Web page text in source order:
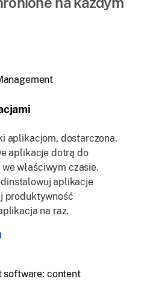
aplikacjom, dostarczona.
aplikacje dotrą do
właściwym czasie.
aplikacje
produktywność
na raz.